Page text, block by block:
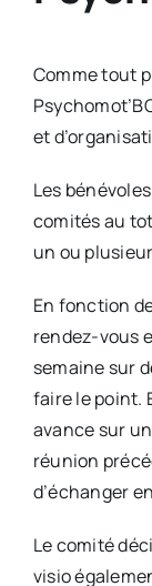
Comme tout
et
Les
comités au
un ou
En fonction
rendez-vous
semaine sur
faire le point.
avance sur
réunion
d’échanger
Le comité
visio